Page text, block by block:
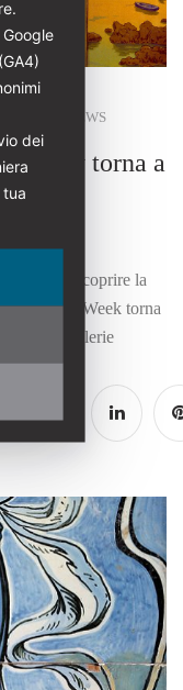
NEWS
torna a
per riscoprire la
Nouveau Week torna
musei, gallerie
dei